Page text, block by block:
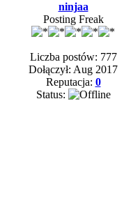
ninjaa
Posting Freak
Liczba postów: 777
Dołączył: Aug 2017
Reputacja: 0
Status: